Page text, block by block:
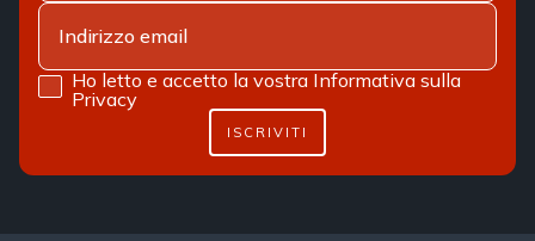
Ho letto e accetto la vostra Informativa sulla
Privacy
ISCRIVITI